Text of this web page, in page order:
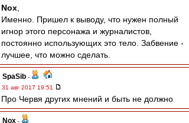
Nox
Именно. Пришел к выводу, что нужен полный
игнор этого персонажа и журналистов,
постоянно использующих это тело. Забвение -
лучшее, что можно сделать.
SpaSib -
31 авг 2017 19:51
Про Червя других мнений и быть не должно
Nox -